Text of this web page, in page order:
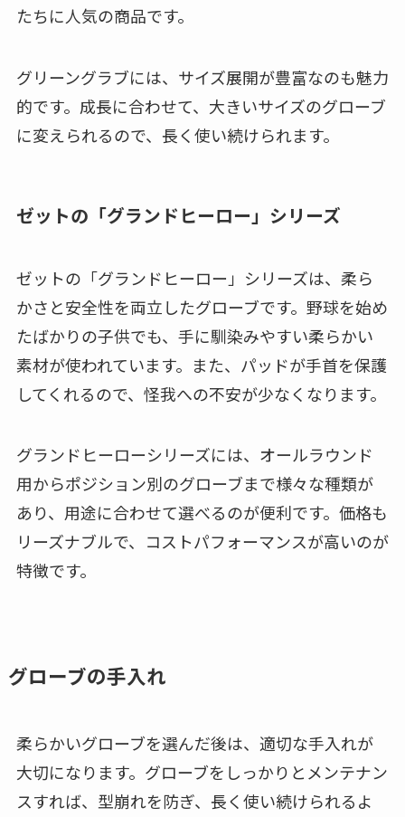
たちに人気の商品です。
グリーングラブには、サイズ展開が豊富なのも魅力
的です。成長に合わせて、大きいサイズのグローブ
に変えられるので、長く使い続けられます。
ゼットの「グランドヒーロー」シリーズ
ゼットの「グランドヒーロー」シリーズは、柔ら
かさと安全性を両立したグローブです。野球を始め
たばかりの子供でも、手に馴染みやすい柔らかい
素材が使われています。また、パッドが手首を保護
してくれるので、怪我への不安が少なくなります。
グランドヒーローシリーズには、オールラウンド
用からポジション別のグローブまで様々な種類が
あり、用途に合わせて選べるのが便利です。価格も
リーズナブルで、コストパフォーマンスが高いのが
特徴です。
グローブの手入れ
柔らかいグローブを選んだ後は、適切な手入れが
大切になります。グローブをしっかりとメンテナン
スすれば、型崩れを防ぎ、長く使い続けられるよ